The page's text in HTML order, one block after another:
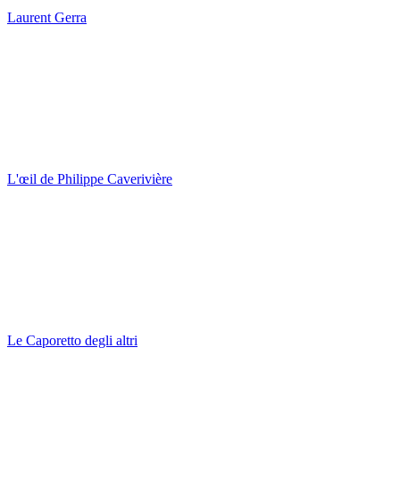
Laurent Gerra
L'œil de Philippe Caverivière
Le Caporetto degli altri